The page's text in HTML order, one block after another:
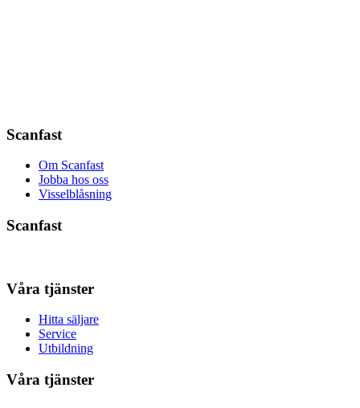
Scanfast
Om Scanfast
Jobba hos oss
Visselblåsning
Scanfast
Våra tjänster
Hitta säljare
Service
Utbildning
Våra tjänster